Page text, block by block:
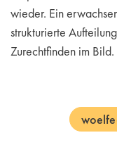
wieder. Ein
strukturierte
Zurechtfinden im Bild.